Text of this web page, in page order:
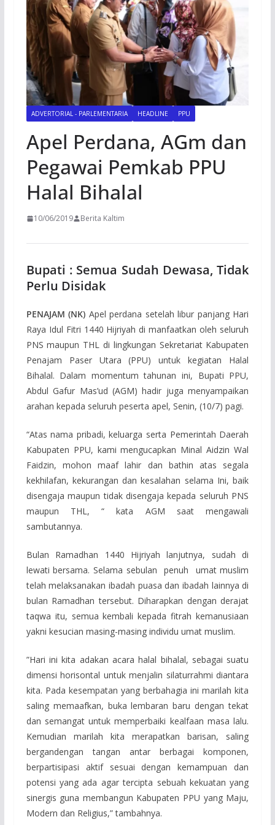
ADVERTORIAL - PARLEMENTARIA HEADLINE PPU
Apel Perdana, AGm dan
Pegawai Pemkab PPU
Halal Bihalal
10/06/2019 Berita Kaltim
Bupati : Semua Sudah Dewasa, Tidak
Perlu Disidak
PENAJAM (NK) Apel perdana setelah libur panjang Hari
Raya Idul Fitri 1440 Hijriyah di manfaatkan oleh seluruh
PNS maupun THL di lingkungan Sekretariat Kabupaten
Penajam Paser Utara (PPU) untuk kegiatan Halal
Bihalal. Dalam momentum tahunan ini, Bupati PPU,
Abdul Gafur Mas’ud (AGM) hadir juga menyampaikan
arahan kepada seluruh peserta apel, Senin, (10/7) pagi.
“Atas nama pribadi, keluarga serta Pemerintah Daerah
Kabupaten PPU, kami mengucapkan Minal Aidzin Wal
Faidzin, mohon maaf lahir dan bathin atas segala
kekhilafan, kekurangan dan kesalahan selama Ini, baik
disengaja maupun tidak disengaja kepada seluruh PNS
maupun THL, “ kata AGM saat mengawali
sambutannya.
Bulan Ramadhan 1440 Hijriyah lanjutnya, sudah di
lewati bersama. Selama sebulan penuh umat muslim
telah melaksanakan ibadah puasa dan ibadah lainnya di
bulan Ramadhan tersebut. Diharapkan dengan derajat
taqwa itu, semua kembali kepada fitrah kemanusiaan
yakni kesucian masing-masing individu umat muslim.
”Hari ini kita adakan acara halal bihalal, sebagai suatu
dimensi horisontal untuk menjalin silaturrahmi diantara
kita. Pada kesempatan yang berbahagia ini marilah kita
saling memaafkan, buka lembaran baru dengan tekat
dan semangat untuk memperbaiki kealfaan masa lalu.
Kemudian marilah kita merapatkan barisan, saling
bergandengan tangan antar berbagai komponen,
berpartisipasi aktif sesuai dengan kemampuan dan
potensi yang ada agar tercipta sebuah kekuatan yang
sinergis guna membangun Kabupaten PPU yang Maju,
Modern dan Religius,” tambahnya.